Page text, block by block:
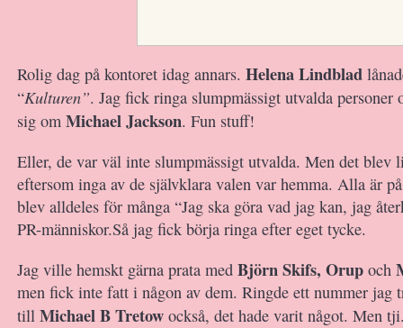
Rolig dag på kontoret idag annars. Helena Lindblad
“Kulturen”. Jag fick ringa slumpmässigt utvalda personer
sig om Michael Jackson. Fun stuff!
Eller, de var väl inte slumpmässigt utvalda. Men det blev
eftersom inga av de självklara valen var hemma. Alla är
blev alldeles för många “Jag ska göra vad jag kan, jag
PR-människor.Så jag fick börja ringa efter eget tycke.
Jag ville hemskt gärna prata med Björn Skifs, Orup och
men fick inte fatt i någon av dem. Ringde ett nummer jag
till Michael B Tretow också, det hade varit något. Men